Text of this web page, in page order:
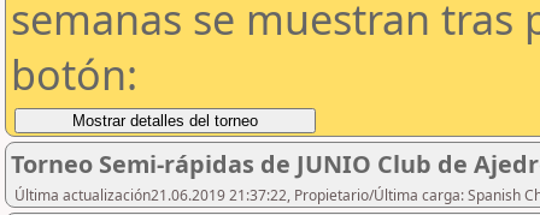
semanas se muestran tras
botón:
Torneo Semi-rápidas de JUNIO Club de
Última actualización21.06.2019 21:37:22, Propietario/Última carga: Spanish